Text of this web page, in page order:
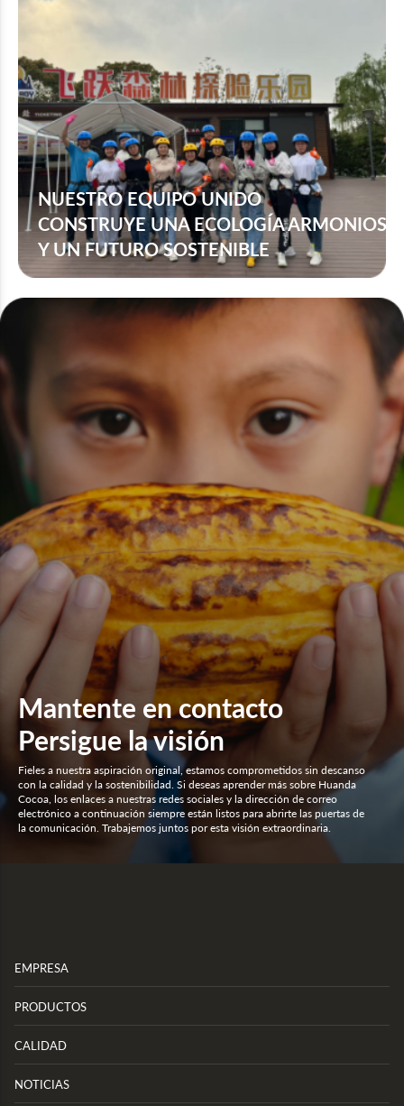
NUESTRO EQUIPO UNIDO
CONSTRUYE UNA ECOLOGÍA ARMONIOSA
Y UN FUTURO SOSTENIBLE
Mantente en contacto
Persigue la visión
Fieles a nuestra aspiración original, estamos comprometidos sin descanso
con la calidad y la sostenibilidad. Si deseas aprender más sobre Huanda
Cocoa, los enlaces a nuestras redes sociales y la dirección de correo
electrónico a continuación siempre están listos para abrirte las puertas de
la comunicación. Trabajemos juntos por esta visión extraordinaria.
EMPRESA
PRODUCTOS
CALIDAD
NOTICIAS